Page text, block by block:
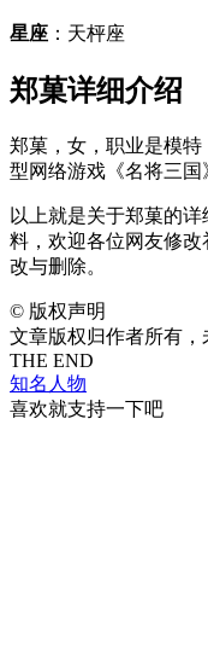
星座 ：天枰座
郑菓详细介绍
郑菓，女，职业是模特
型网络游戏《名将三国
以上就是关于郑菓的
料，欢迎各位网友修
改与删除。
© 版权声明
文章版权归作者所有，
THE END
知名人物
喜欢就支持一下吧